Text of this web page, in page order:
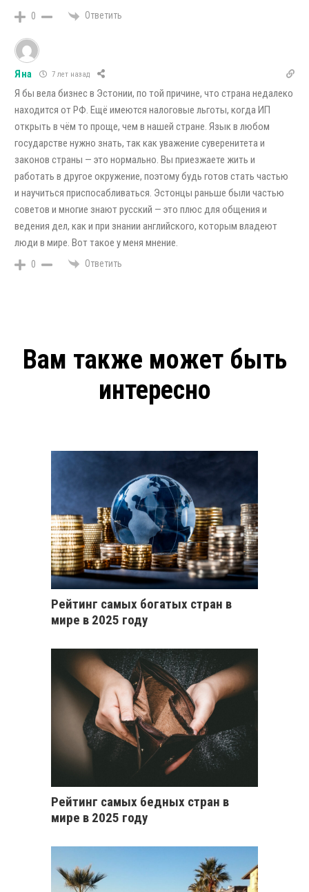
0 Ответить
Яна 7 лет назад
Я бы вела бизнес в Эстонии, по той причине, что страна недалеко
находится от РФ. Ещё имеются налоговые льготы, когда ИП
открыть в чём то проще, чем в нашей стране. Язык в любом
государстве нужно знать, так как уважение суверенитета и
законов страны — это нормально. Вы приезжаете жить и
работать в другое окружение, поэтому будь готов стать частью
и научиться приспосабливаться. Эстонцы раньше были частью
советов и многие знают русский — это плюс для общения и
ведения дел, как и при знании английского, которым владеют
люди в мире. Вот такое у меня мнение.
0 Ответить
Вам также может быть
интересно
Рейтинг самых богатых стран в
мире в 2025 году
Рейтинг самых бедных стран в
мире в 2025 году